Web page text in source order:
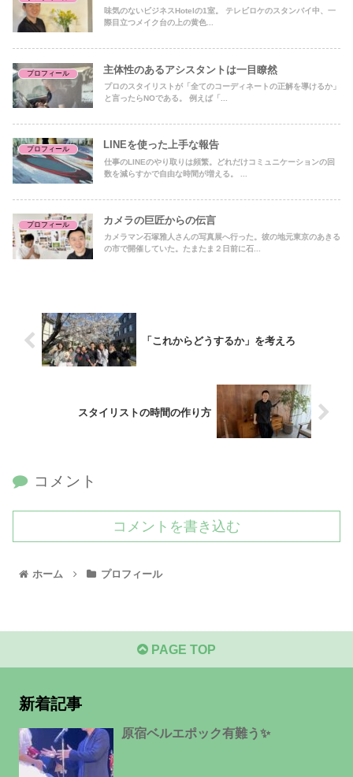
味気のないビジネスHotelの1室。 テレビロケのスタンバイ中、一
際目立つメイク台の上の黄色...
プロフィール 主体性のあるアシスタントは一目瞭然
プロのスタイリストが「全てのコーディネートの正解を導けるか」
と言ったらNOである。 例えば「...
プロフィール LINEを使った上手な報告
仕事のLINEのやり取りは頻繁。どれだけコミュニケーションの回
数を減らすかで自由な時間が増える。 ...
プロフィール カメラの巨匠からの伝言
カメラマン石塚雅人さんの写真展へ行った。彼の地元東京のあきる
の市で開催していた。たまたま２日前に石...
「これからどうするか」を考えろ
スタイリストの時間の作り方
コメント
コメントを書き込む
ホーム プロフィール
PAGE TOP
新着記事
原宿ベルエポック有難う✨